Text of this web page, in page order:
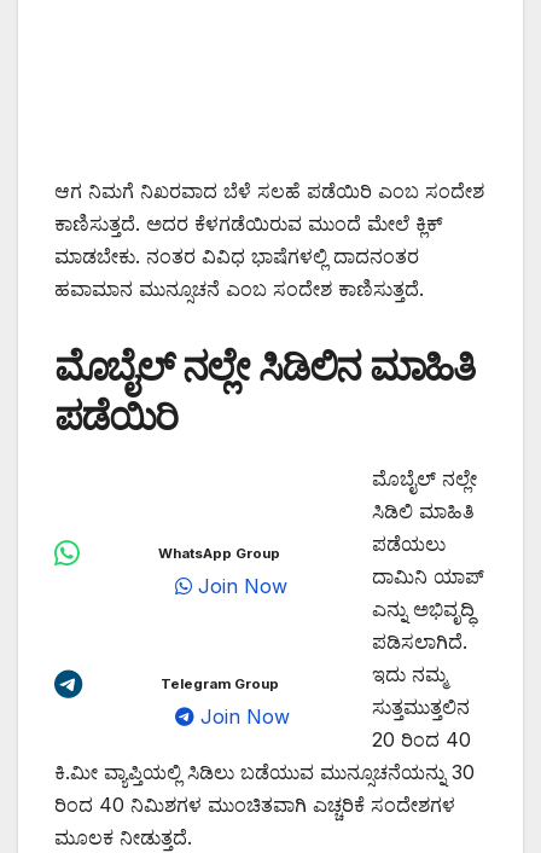
ಆಗ ನಿಮಗೆ ನಿಖರವಾದ ಬೆಳೆ ಸಲಹೆ ಪಡೆಯಿರಿ ಎಂಬ ಸಂದೇಶ
ಕಾಣಿಸುತ್ತದೆ. ಅದರ ಕೆಳಗಡೆಯಿರುವ ಮುಂದೆ ಮೇಲೆ ಕ್ಲಿಕ್
ಮಾಡಬೇಕು. ನಂತರ ವಿವಿಧ ಭಾಷೆಗಳಲ್ಲಿ ದಾದನಂತರ
ಹವಾಮಾನ ಮುನ್ಸೂಚನೆ ಎಂಬ ಸಂದೇಶ ಕಾಣಿಸುತ್ತದೆ.
ಮೊಬೈಲ್ ನಲ್ಲೇ ಸಿಡಿಲಿನ ಮಾಹಿತಿ
ಪಡೆಯಿರಿ
WhatsApp Group
Join Now
Telegram Group
Join Now
ಮೊಬೈಲ್ ನಲ್ಲೇ
ಸಿಡಿಲಿ ಮಾಹಿತಿ
ಪಡೆಯಲು
ದಾಮಿನಿ ಯಾಪ್
ಎನ್ನು ಅಭಿವೃದ್ಧಿ
ಪಡಿಸಲಾಗಿದೆ.
ಇದು ನಮ್ಮ
ಸುತ್ತಮುತ್ತಲಿನ
20 ರಿಂದ 40
ಕಿ.ಮೀ ವ್ಯಾಪ್ತಿಯಲ್ಲಿ ಸಿಡಿಲು ಬಡೆಯುವ ಮುನ್ಸೂಚನೆಯನ್ನು 30
ರಿಂದ 40 ನಿಮಿಶಗಳ ಮುಂಚಿತವಾಗಿ ಎಚ್ಚರಿಕೆ ಸಂದೇಶಗಳ
ಮೂಲಕ ನೀಡುತ್ತದೆ.